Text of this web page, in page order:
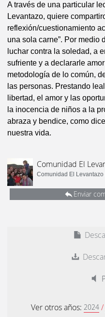
A través de una particular
Levantazo, quiere
reflexión/cuestionamiento
una sola carne”. Por medio
luchar contra la soledad, a
sufriente y a declararle
metodología de lo común,
las personas. Prestando
libertad, el amor y las
la inocencia de niños a la
abraza y bendice, como
nuestra vida.
Comunidad El
Comunidad El Levantazo
Enviar
Ver otros años: 2024 /